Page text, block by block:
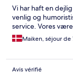
Vi har haft en
venlig og
service. Vores
Maiken, séjour de
Avis vérifié